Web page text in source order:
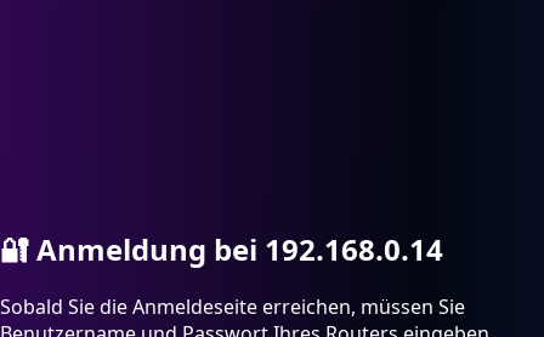
🔐Anmeldung bei 192.168.0.14
Sobald Sie die Anmeldeseite erreichen, müssen Sie